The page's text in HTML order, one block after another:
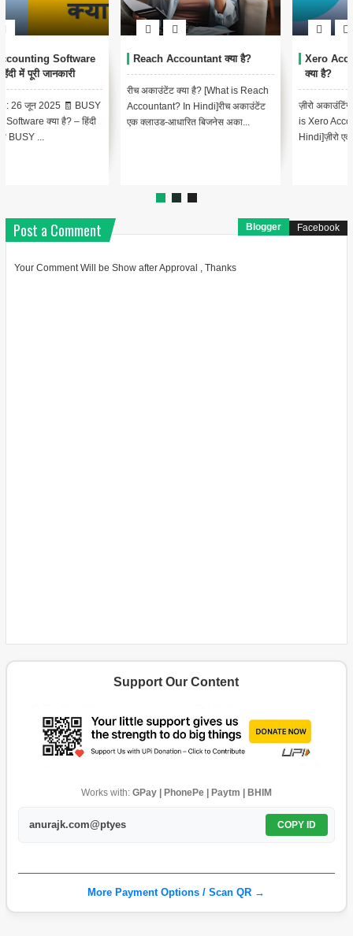
Xero Accounting Software
क्या है?
ज़ीरो अकाउंटिंग सॉफ्टवेयर क्या है? [What
is Xero Accounting Software? In
Hindi]ज़ीरो एक क्लाउड-आधार...
Vyapar Accounting Software
क्या है ?
व्यापार अकाउंटिंग सॉफ्टवेयर क्या है?
[What is Vyapar Accounting
Post a Comment Blogger Facebook
Your Comment Will be Show after Approval , Thanks
Support Our Content
Works with: GPay | PhonePe | Paytm | BHIM
anurajk.com@ptyes COPY ID
More Payment Options / Scan QR →